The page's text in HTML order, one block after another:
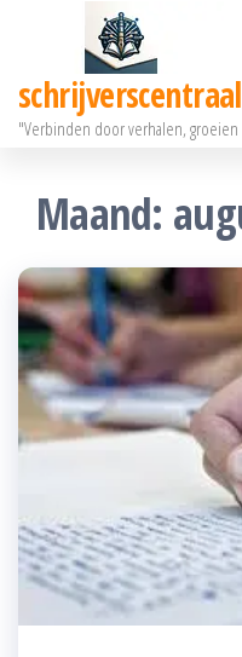
de"Verbinden door verhalen,
Maand: